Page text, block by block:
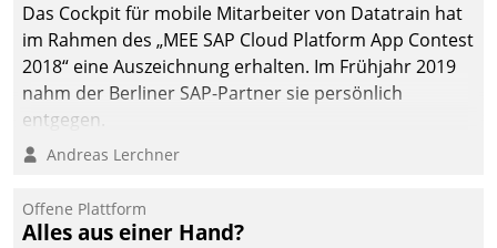
Das Cockpit für mobile Mitarbeiter von Datatrain hat
im Rahmen des „MEE SAP Cloud Platform App Contest
2018“ eine Auszeichnung erhalten. Im Frühjahr 2019
nahm der Berliner SAP-Partner sie persönlich
entgegen.
Andreas Lerchner
Offene Plattform
Alles aus einer Hand?